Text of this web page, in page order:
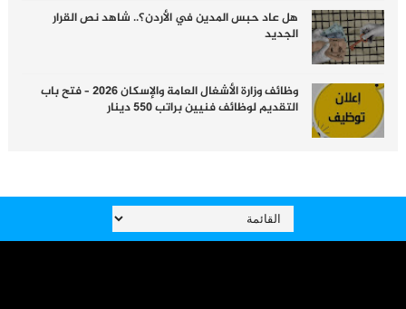
هل عاد حبس المدين في الأردن؟.. شاهد نص القرار
الجديد
وظائف وزارة الأشغال العامة والإسكان 2026 – فتح باب
التقديم لوظائف فنيين براتب 550 دينار